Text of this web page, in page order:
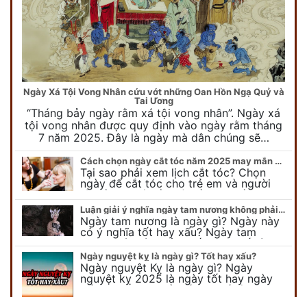
Ngày Xá Tội Vong Nhân cứu vớt những Oan Hồn Ngạ Quỷ và
Tai Ương
“Tháng bảy ngày rằm xá tội vong nhân”. Ngày xá
tội vong nhân được quy định vào ngày rằm tháng
7 năm 2025. Đây là ngày mà dân chúng sẽ…
Cách chọn ngày cắt tóc năm 2025 may mắn cho cả trẻ em và người lớn
Tại sao phải xem lịch cắt tóc? Chọn
ngày để cắt tóc cho trẻ em và người
lớn cần lưu ý điều gì để gặp nhiều may
mắn ? Khi…
Luận giải ý nghĩa ngày tam nương không phải ai cũng biết
Ngày tam nương là ngày gì? Ngày này
có ý nghĩa tốt hay xấu? Ngày tam
nương sát có nguồn gốc như thế nào?
Cần kiêng kỵ điều gì khi…
Ngày nguyệt kỵ là ngày gì? Tốt hay xấu?
Ngày nguyệt Kỵ là ngày gì? Ngày
nguyệt kỵ 2025 là ngày tốt hay ngày
xấu, xem ngay để biết chi tiết ý nghĩa